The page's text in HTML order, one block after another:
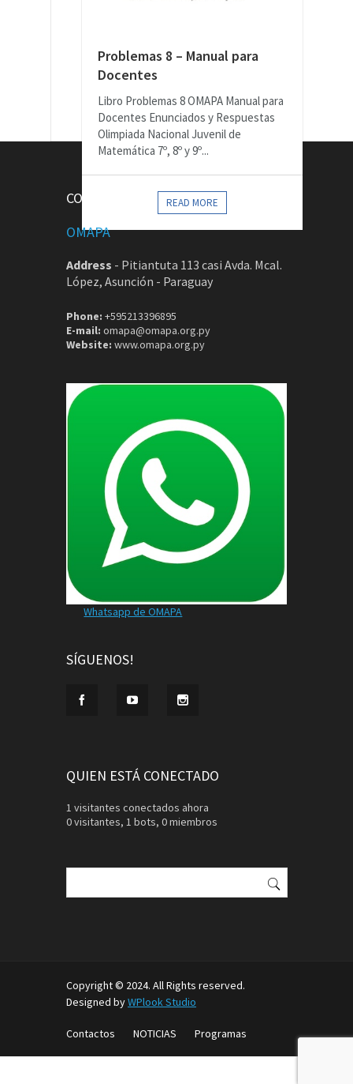
Problemas 8 – Manual para
Docentes
Libro Problemas 8 OMAPA Manual para
Docentes Enunciados y Respuestas
Olimpiada Nacional Juvenil de
Matemática 7º, 8º y 9º...
READ MORE
CONTACTOS
OMAPA
Address - Pitiantuta 113 casi Avda. Mcal.
López, Asunción - Paraguay
Phone: +595213396895
E-mail: omapa@omapa.org.py
Website: www.omapa.org.py
Whatsapp de OMAPA
SÍGUENOS!
QUIEN ESTÁ CONECTADO
1 visitantes conectados ahora
0 visitantes, 1 bots, 0 miembros
Buscar:
Copyright © 2024. All Rights reserved.
Designed byWPlook Studio
Contactos NOTICIAS Programas